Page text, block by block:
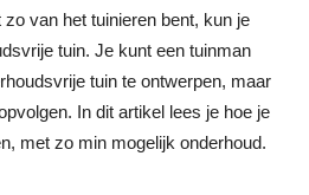
van het tuinieren bent, kun je
tuin. Je kunt een tuinman
tuin te ontwerpen, maar
In dit artikel lees je hoe je
met zo min mogelijk onderhoud.